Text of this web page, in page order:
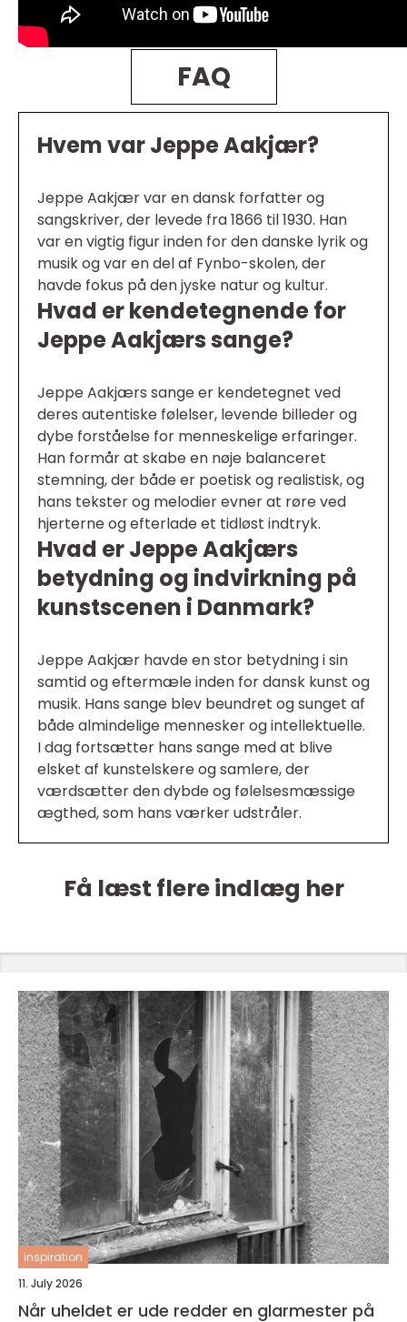
FAQ
Hvem var Jeppe Aakjær?
Jeppe Aakjær var en dansk forfatter og
sangskriver, der levede fra 1866 til 1930. Han
var en vigtig figur inden for den danske lyrik og
musik og var en del af Fynbo-skolen, der
havde fokus på den jyske natur og kultur.
Hvad er kendetegnende for
Jeppe Aakjærs sange?
Jeppe Aakjærs sange er kendetegnet ved
deres autentiske følelser, levende billeder og
dybe forståelse for menneskelige erfaringer.
Han formår at skabe en nøje balanceret
stemning, der både er poetisk og realistisk, og
hans tekster og melodier evner at røre ved
hjerterne og efterlade et tidløst indtryk.
Hvad er Jeppe Aakjærs
betydning og indvirkning på
kunstscenen i Danmark?
Jeppe Aakjær havde en stor betydning i sin
samtid og eftermæle inden for dansk kunst og
musik. Hans sange blev beundret og sunget af
både almindelige mennesker og intellektuelle.
I dag fortsætter hans sange med at blive
elsket af kunstelskere og samlere, der
værdsætter den dybde og følelsesmæssige
ægthed, som hans værker udstråler.
Få læst flere indlæg her
inspiration
11. July 2026
Når uheldet er ude redder en glarmester på